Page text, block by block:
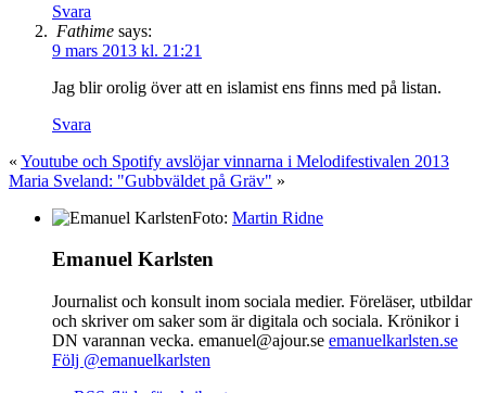
Svara
Fathime says:
9 mars 2013 kl. 21:21
Jag blir orolig över att en islamist ens finns med på listan.
Svara
« Youtube och Spotify avslöjar vinnarna i Melodifestivalen 2013
Maria Sveland: "Gubbväldet på Gräv" »
Foto: Martin Ridne
Emanuel Karlsten
Journalist och konsult inom sociala medier. Föreläser, utbildar
och skriver om saker som är digitala och sociala. Krönikor i
DN varannan vecka. emanuel@ajour.se emanuelkarlsten.se
Följ @emanuelkarlsten